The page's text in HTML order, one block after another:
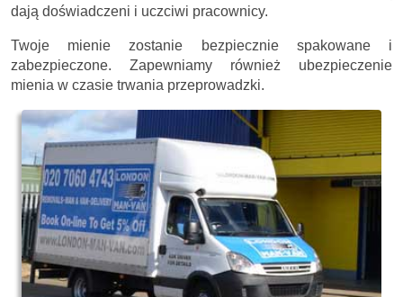
dają doświadczeni i uczciwi pracownicy.
Twoje mienie zostanie bezpiecznie spakowane i
zabezpieczone. Zapewniamy również ubezpieczenie
mienia w czasie trwania przeprowadzki.